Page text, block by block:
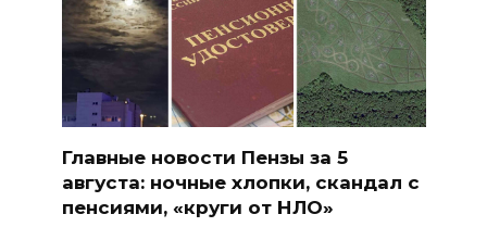
Главные новости Пензы за 5
августа: ночные хлопки, скандал с
пенсиями, «круги от НЛО»